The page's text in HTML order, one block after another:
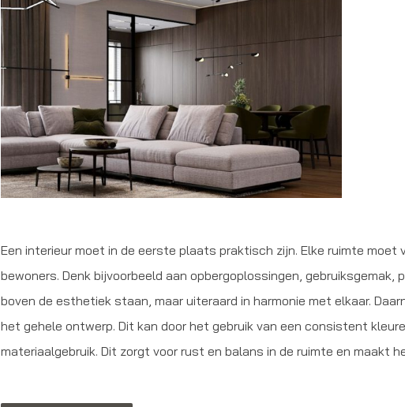
Een interieur moet in de eerste plaats praktisch zijn. Elke ruimte
bewoners. Denk bijvoorbeeld aan opbergoplossingen,
boven de esthetiek staan, maar uiteraard in harmonie met elkaar.
het gehele ontwerp. Dit kan door het gebruik van een consistent
materiaalgebruik. Dit zorgt voor rust en balans in de ruimte en maakt